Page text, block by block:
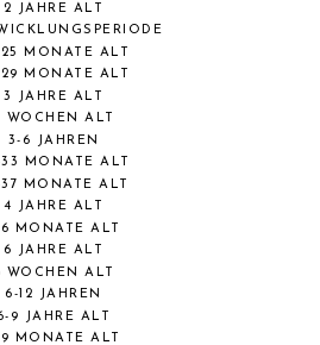
2 JAHRE ALT
MONATE ALT
MONATE ALT
3 JAHRE ALT
WOCHEN ALT
3-6 JAHREN
MONATE ALT
MONATE ALT
4 JAHRE ALT
MONATE ALT
6 JAHRE ALT
WOCHEN ALT
6-12 JAHREN
9 JAHRE ALT
9 MONATE ALT